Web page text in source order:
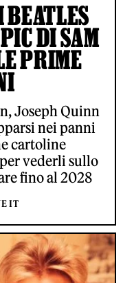
BEATLES
DI SAM
PRIME
Joseph Quinn
nei panni
cartoline
vederli sullo
fino al 2028
IT